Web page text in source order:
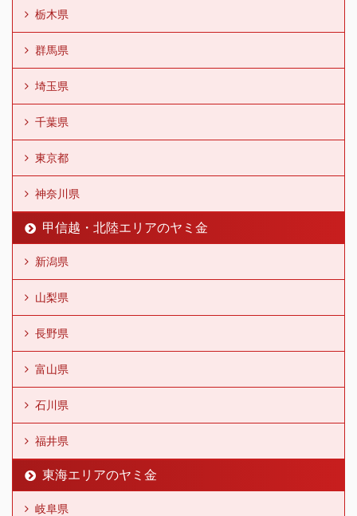
栃木県
群馬県
埼玉県
千葉県
東京都
神奈川県
甲信越・北陸エリアのヤミ金
新潟県
山梨県
長野県
富山県
石川県
福井県
東海エリアのヤミ金
岐阜県